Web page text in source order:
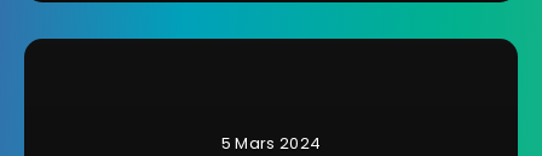
5 Mars 2024